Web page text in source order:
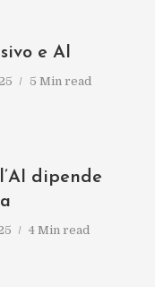
e AI
5 Min read
dipende
4 Min read